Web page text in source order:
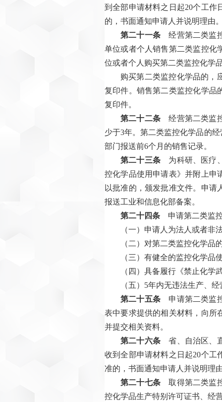
到全部申请材料之日起20个工作
的，书面通知申请人并说明理由
第二十一条 经营第二类监
单位或者个人销售第二类监控化
位或者个人购买第二类监控化学
购买第二类监控化学品的，
复印件。销售第二类监控化学品
复印件。
第二十二条 经营第二类监
少于3年。第二类监控化学品的
部门报送前6个月的销售记录。
第二十三条 为科研、医疗
控化学品使用申请表》并附上申
以批准的，颁发批准文件。申
报送工业和信息化部备案。
第二十四条 申请第二类监
（一）申请人为法人或者非
（二）对第二类监控化学品
（三）有健全的监控化学品
（四）具备履行《禁止化学
（五）5年内无违法生产、
第二十五条 申请第二类监
表中要求提供的相关材料，向所
并提交相关资料。
第二十六条 省、自治区、
收到全部申请材料之日起20个工
准的，书面通知申请人并说明理
第二十七条 取得第二类监
控化学品生产特别许可证书、经